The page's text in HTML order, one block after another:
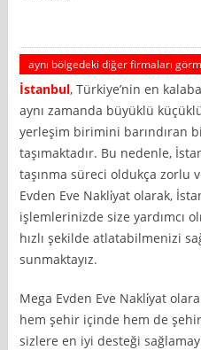
aynı bölgedeki diğer firmaları
İstanbul, Türkiye’nin en
aynı zamanda büyüklü
yerleşim birimini barındıran
taşımaktadır. Bu nedenle,
taşınma süreci oldukça zorlu
Evden Eve Nakli̇yat olarak,
işlemlerinizde size yardımcı
hızlı şekilde atlatabilmenizi
sunmaktayız.
Mega Evden Eve Nakli̇yat
hem şehir içinde hem de
sizlere en iyi desteği